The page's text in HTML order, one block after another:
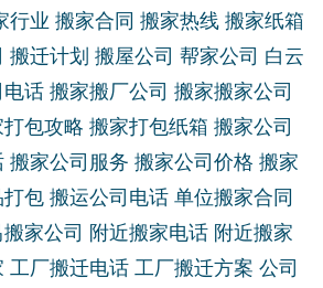
行业 搬家合同 搬家热线 搬家纸箱
搬迁计划 搬屋公司 帮家公司 白云
话 搬家搬厂公司 搬家搬家公司
包攻略 搬家打包纸箱 搬家公司
搬家公司服务 搬家公司价格 搬家
包 搬运公司电话 单位搬家合同
家公司 附近搬家电话 附近搬家
工厂搬迁电话 工厂搬迁方案 公司